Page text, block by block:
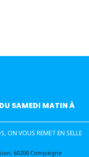
SAMEDI MATIN À
ON VOUS REMET EN SELLE
60200 Compiègne